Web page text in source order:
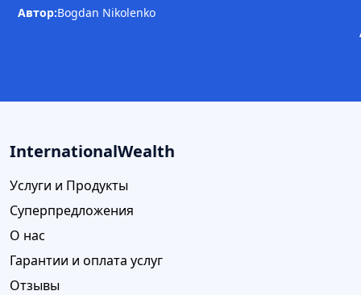
Автор:Bogdan Nikolenko
InternationalWealth
Услуги и Продукты
Суперпредложения
О нас
Гарантии и оплата услуг
Отзывы